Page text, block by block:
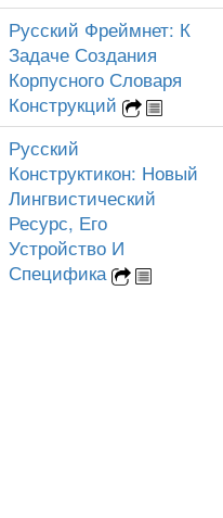
Русский Фреймнет: К
Задаче Создания
Корпусного Словаря
Конструкций
Русский
Конструктикон: Новый
Лингвистический
Ресурс, Его
Устройство И
Специфика